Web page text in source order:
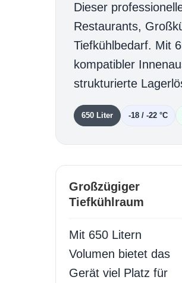
Dieser
Restaurants,
Tiefkühlbedarf. Mit
kompatibler
strukturierte
650 Liter -18 / -22 °C
Großzügiger
Tiefkühlraum
Mit 650 Litern
Volumen bietet das
Gerät viel Platz für